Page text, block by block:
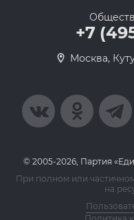
+7
Москва,
© 2005-2026, Партия
При полном или
на